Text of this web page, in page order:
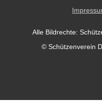
Alle Bildrechte:
© Schützenverein